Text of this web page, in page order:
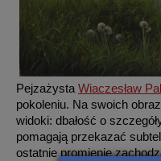
Pejzażysta Wiaczesław
pokoleniu. Na swoich
widoki: dbałość o
pomagają przekazać
ostatnie promienie